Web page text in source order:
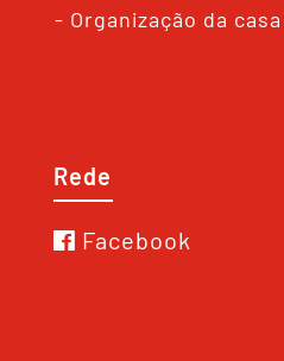
- Organização da casa
Rede
Facebook